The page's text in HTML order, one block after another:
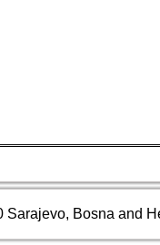
Sarajevo, Bosna and